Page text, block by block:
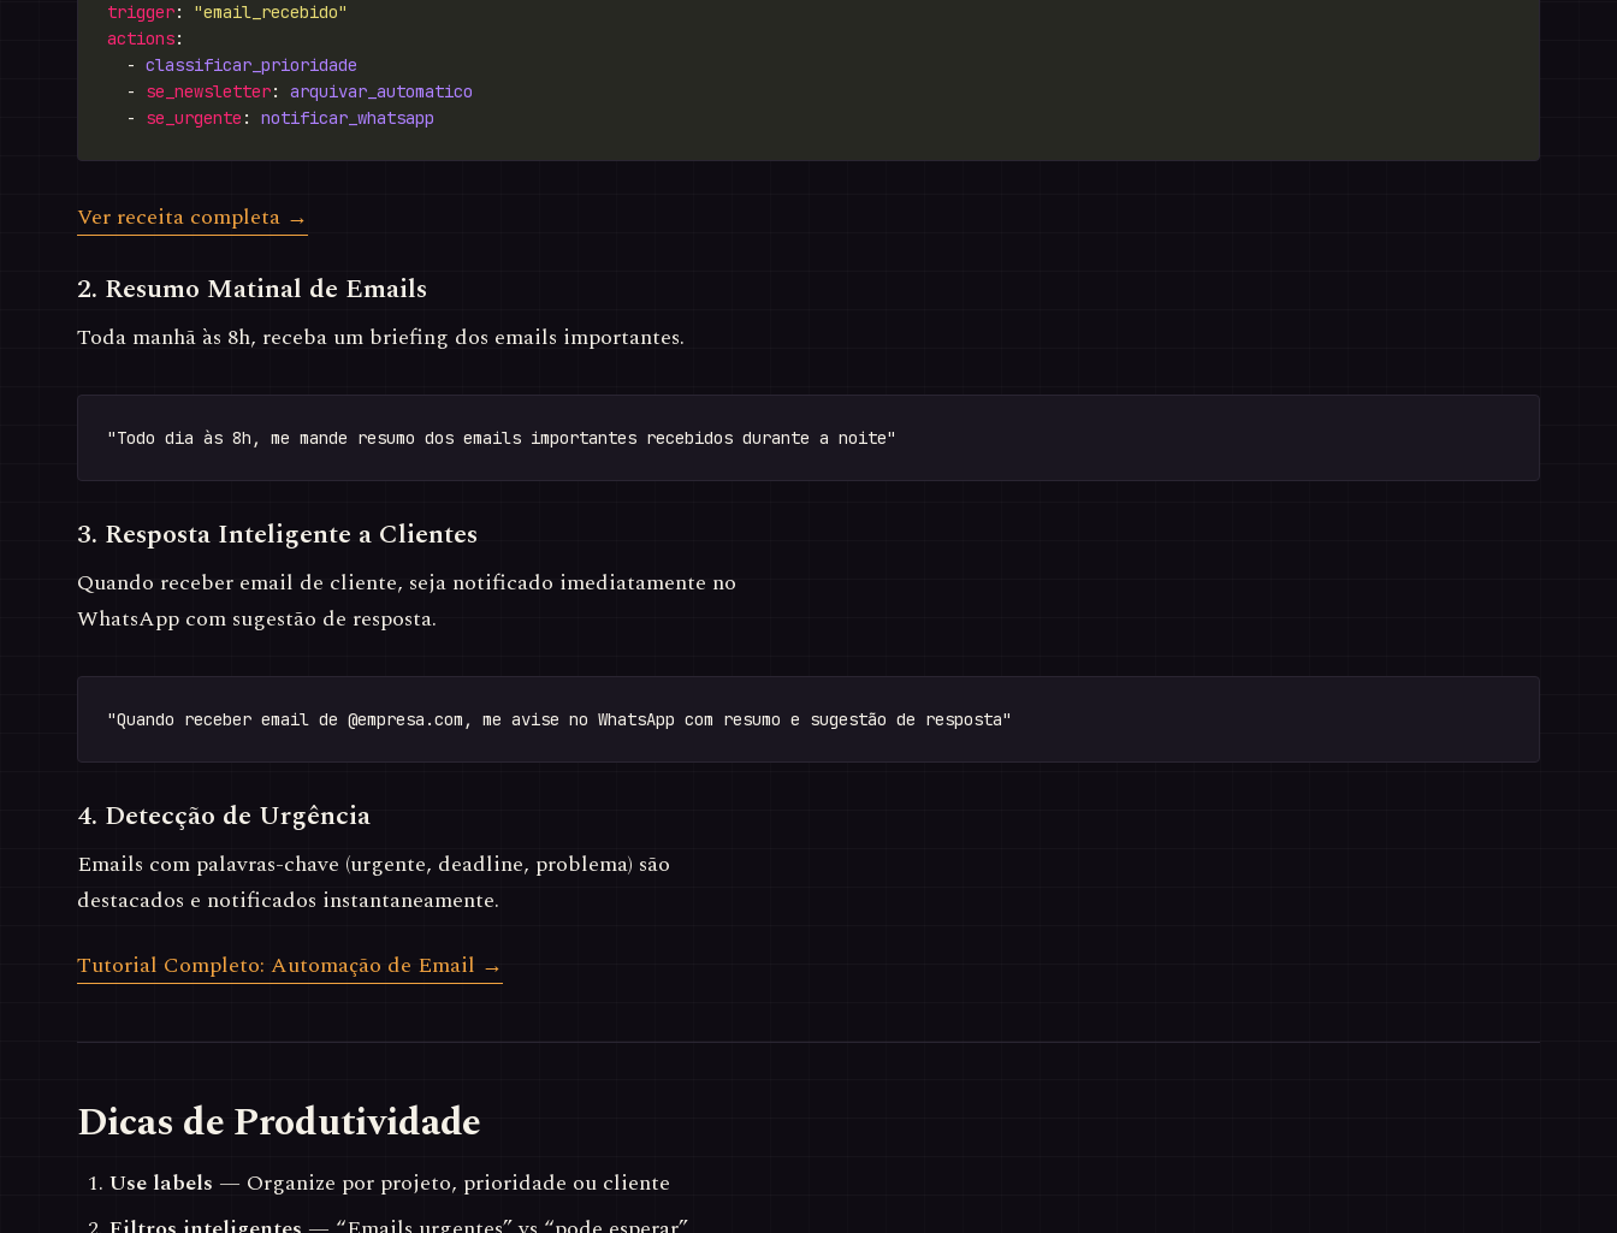
trigger: "email_recebido"
actions
  -
classificar_prioridade
  -
se_newsletter: arquivar_automatico
  -
se_urgente : notificar_whatsapp
Ver receita completa →
2. Resumo Matinal de Emails
Toda manhã às 8h, receba um briefing dos emails importantes.
3. Resposta Inteligente a Clientes
Quando receber email de cliente, seja notificado imediatamente no
WhatsApp com sugestão de resposta.
4. Detecção de Urgência
Emails com palavras-chave (urgente, deadline, problema) são
destacados e notificados instantaneamente.
Tutorial Completo: Automação de Email →
Dicas de Produtividade
Use labels — Organize por projeto, prioridade ou cliente